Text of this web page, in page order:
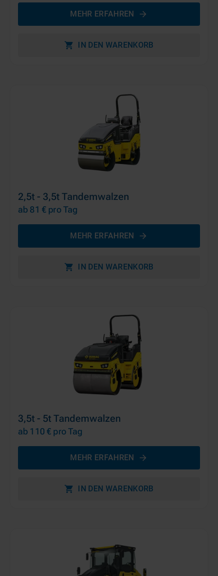
MEHR ERFAHREN
IN DEN WARENKORB
2,5t - 3,5t Tandemwalzen
ab 81 € pro Tag
MEHR ERFAHREN
IN DEN WARENKORB
3,5t - 5t Tandemwalzen
ab 110 € pro Tag
MEHR ERFAHREN
IN DEN WARENKORB